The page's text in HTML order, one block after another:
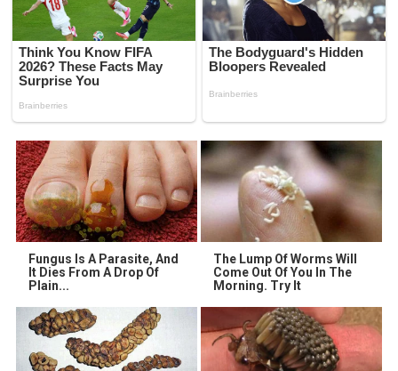
Fungus Is A Parasite, And
It Dies From A Drop Of
Plain...
The Lump Of Worms Will
Come Out Of You In The
Morning. Try It